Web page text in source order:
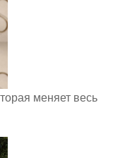
меняет весь